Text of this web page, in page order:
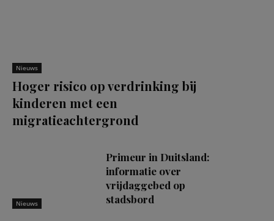
Nieuws
Hoger risico op verdrinking bij
kinderen met een
migratieachtergrond
Nieuws
Primeur in Duitsland:
informatie over
vrijdaggebed op
stadsbord